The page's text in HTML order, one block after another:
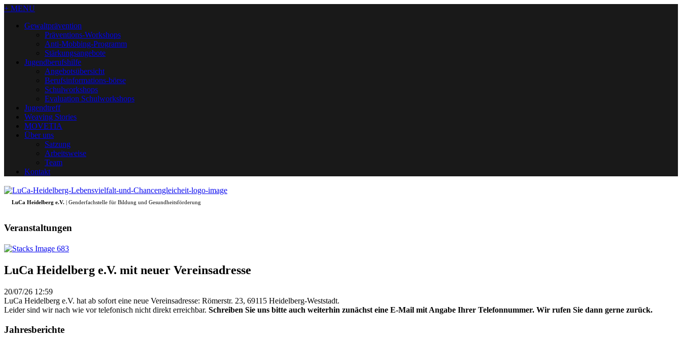
+ MENU
Gewaltprävention
Präventions-Workshops
Anti-Mobbing-Programm
Stärkungsangebote
Jugendberufshilfe
Angebotsübersicht
Berufsinformations-börse
Schulworkshops
Evaluation Schulworkshops
Jugendtreff
Weaving Stories
MOVETIA
Über uns
Satzung
Arbeitsweise
Team
Kontakt
LuCa Heidelberg e.V. | Genderfachstelle für Bildung und Gesundheitsförderung
Veranstaltungen
LuCa Heidelberg e.V. mit neuer Vereinsadresse
20/07/26 12:59
LuCa Heidelberg e.V. hat ab sofort eine neue Vereinsadresse: Römerstr. 23, 69115 Heidelberg-Weststadt.
Leider sind wir nach wie vor telefonisch nicht direkt erreichbar. Schreiben Sie uns bitte auch weiterhin zunächst eine E-Mail mit Angabe Ihrer Telefonnummer. Wir rufen Sie dann gerne zurück.
Jahresberichte